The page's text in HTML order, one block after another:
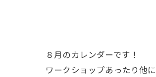
８月のカレンダーです！
ワークショップあったり他